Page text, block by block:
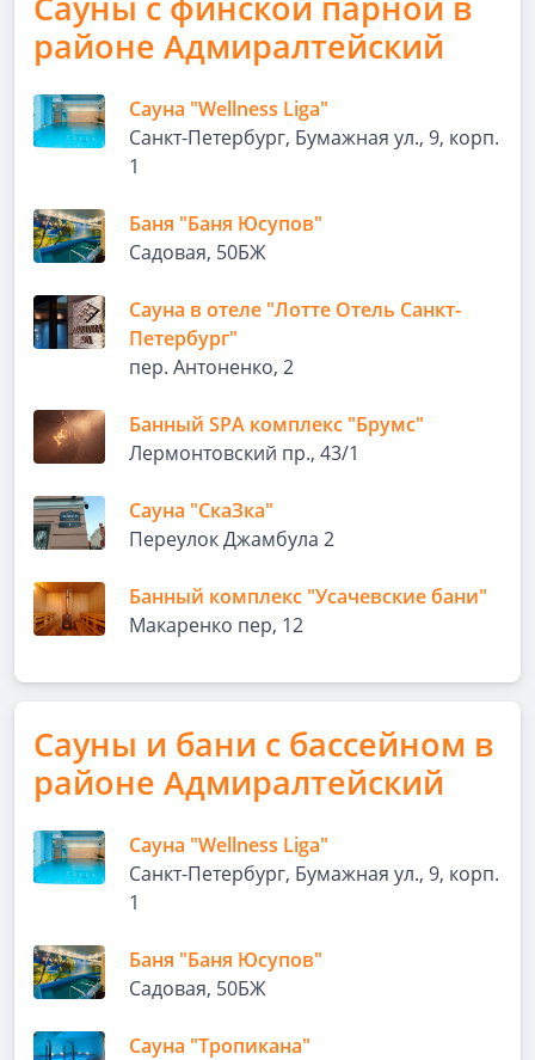
районе Адмиралтейский
Сауна "Wellness Liga"
Санкт-Петербург, Бумажная ул., 9, корп.
1
Баня "Баня Юсупов"
Садовая, 50БЖ
Сауна в отеле "Лотте Отель Санкт-
Петербург"
пер. Антоненко, 2
Банный SPA комплекс "Брумс"
Лермонтовский пр., 43/1
Сауна "СкаЗка"
Переулок Джамбула 2
Банный комплекс "Усачевские бани"
Макаренко пер, 12
Сауны и бани с бассейном в
районе Адмиралтейский
Сауна "Wellness Liga"
Санкт-Петербург, Бумажная ул., 9, корп.
1
Баня "Баня Юсупов"
Садовая, 50БЖ
Сауна "Тропикана"